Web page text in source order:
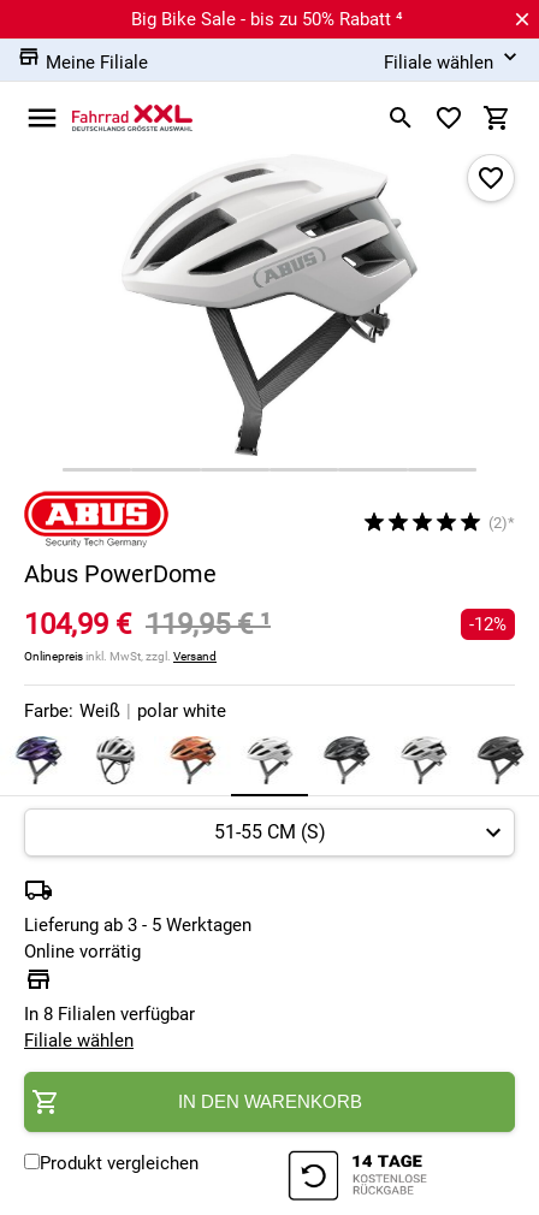
Big Bike Sale - bis zu 50% Rabatt ⁴
Meine Filiale
Filiale wählen
(2)*
Abus PowerDome
104,99 € 119,95 €¹
Onlinepreisinkl. MwSt, zzgl. Versand
-12%
Farbe: Weiß | polar white
Lieferung ab 3 - 5 Werktagen
Online vorrätig
In 8 Filialen verfügbar
Filiale wählen
IN DEN WARENKORB
Produkt vergleichen